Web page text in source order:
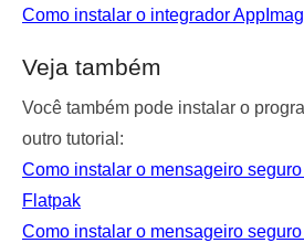
Como instalar o integrador
Veja também
Você também pode instalar o
outro tutorial:
Como instalar o mensageiro
Flatpak
Como instalar o mensageiro